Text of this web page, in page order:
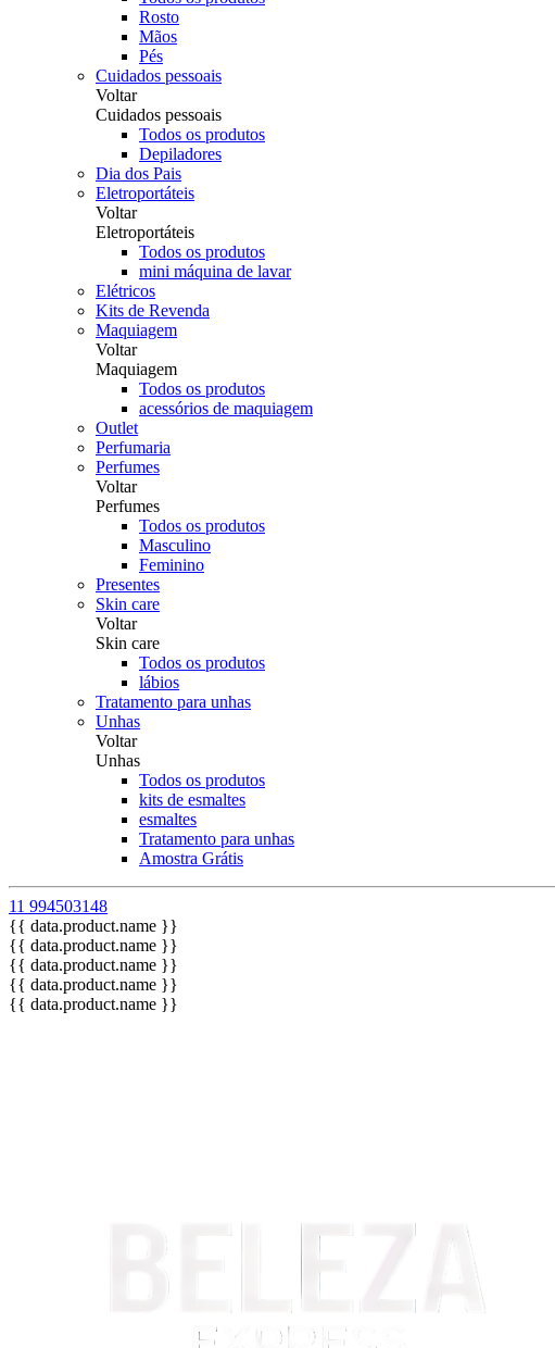
Rosto
Mãos
Pés
Cuidados pessoais
Voltar
Cuidados pessoais
Todos os produtos
Depiladores
Dia dos Pais
Eletroportáteis
Voltar
Eletroportáteis
Todos os produtos
mini máquina de lavar
Elétricos
Kits de Revenda
Maquiagem
Voltar
Maquiagem
Todos os produtos
acessórios de maquiagem
Outlet
Perfumaria
Perfumes
Voltar
Perfumes
Todos os produtos
Masculino
Feminino
Presentes
Skin care
Voltar
Skin care
Todos os produtos
lábios
Tratamento para unhas
Unhas
Voltar
Unhas
Todos os produtos
kits de esmaltes
esmaltes
Tratamento para unhas
Amostra Grátis
11 994503148
{{ data.product.name }}
{{ data.product.name }}
{{ data.product.name }}
{{ data.product.name }}
{{ data.product.name }}